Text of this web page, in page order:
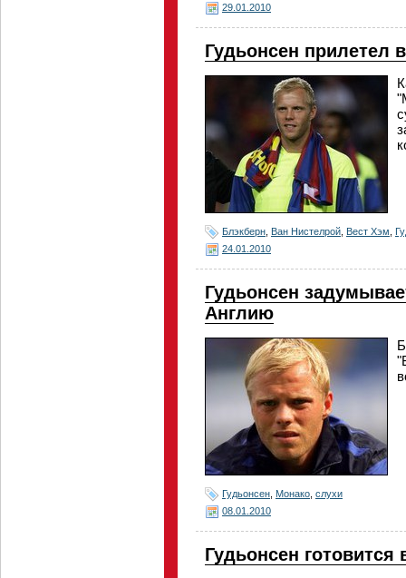
29.01.2010
Гудьонсен прилетел
Блэкберн Ван Нистелрой Вест Хэм
24.01.2010
Гудьонсен
Англию
Гудьонсен Монако слухи
08.01.2010
Гудьонсен